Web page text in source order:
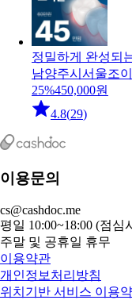
정밀하게 완성되
남양주시 서울조
25%450,000원
4.8(29)
이용문의
cs@cashdoc.me
평일 10:00~18:00 (점심
주말 및 공휴일 휴무
이용약관
개인정보처리방침
위치기반 서비스 이용